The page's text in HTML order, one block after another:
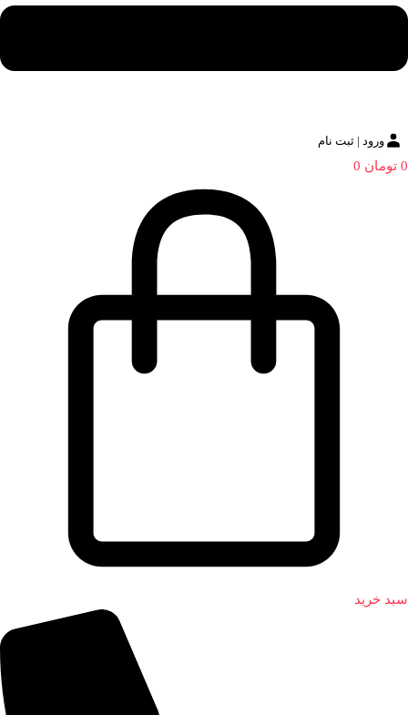
ورود | ثبت نام
0 تومان 0
سبد خرید